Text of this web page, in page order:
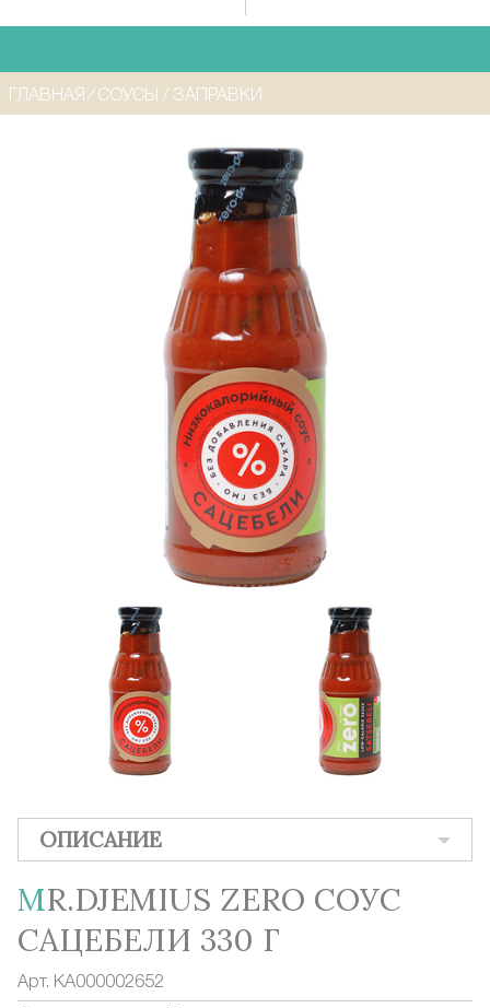
ГЛАВНАЯ ⁄ СОУСЫ / ЗАПРАВКИ
ОПИСАНИЕ
MR.DJEMIUS ZERO СОУС
САЦЕБЕЛИ 330 Г
Арт. КА000002652